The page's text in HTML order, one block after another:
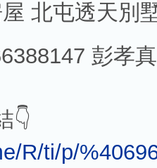
北屯透天別
彭孝真
👇
R/ti/p/